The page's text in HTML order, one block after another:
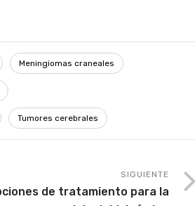
Meningiomas craneales
Tumores cerebrales
SIGUIENTE
de tratamiento para la